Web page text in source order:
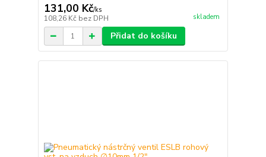
131,00 Kč/ks
108,26 Kč bez DPH skladem
Přidat do košíku